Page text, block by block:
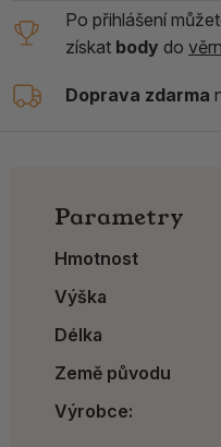
Po přihlášení
získat body do
Doprava zdarma
Parametry
Hmotnost
Výška
Délka
Země původu
Výrobce: